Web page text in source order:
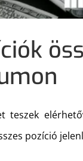
teszek
pozíció